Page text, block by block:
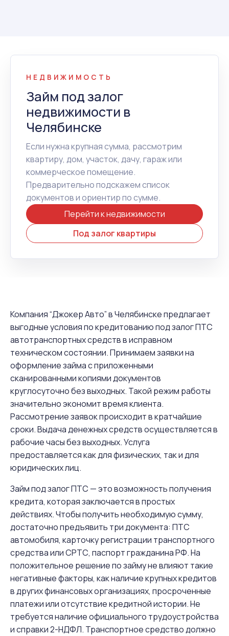
НЕДВИЖИМОСТЬ
Займ под залог
недвижимости в
Челябинске
Если нужна крупная сумма, рассмотрим
квартиру, дом, участок, дачу, гараж или
коммерческое помещение.
Предварительно подскажем список
документов и ориентир по сумме.
Перейти к недвижимости
Под залог квартиры
Компания “Джокер Авто” в Челябинске предлагает
выгодные условия по кредитованию под залог ПТС
автотранспортных средств в исправном
техническом состоянии. Принимаем заявки на
оформление займа с приложенными
сканированными копиями документов
круглосуточно без выходных. Такой режим работы
значительно экономит время клиента.
Рассмотрение заявок происходит в кратчайшие
сроки. Выдача денежных средств осуществляется в
рабочие часы без выходных. Услуга
предоставляется как для физических, так и для
юридических лиц.
Займ под залог ПТС — это возможность получения
кредита, которая заключается в простых
действиях. Чтобы получить необходимую сумму,
достаточно предъявить три документа: ПТС
автомобиля, карточку регистрации транспортного
средства или СРТС, паспорт гражданина РФ. На
положительное решение по займу не влияют такие
негативные факторы, как наличие крупных кредитов
в других финансовых организациях, просроченные
платежи или отсутствие кредитной истории. Не
требуется наличие официального трудоустройства
и справки 2-НДФЛ. Транспортное средство должно